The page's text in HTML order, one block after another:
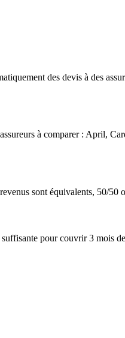
des devis à des
à comparer : April,
sont équivalents, 50/50
pour couvrir 3 mois